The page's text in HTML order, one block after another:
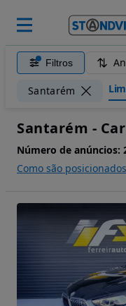
Filtros
Santarém
Santarém -
Número de anúncios:
Como são